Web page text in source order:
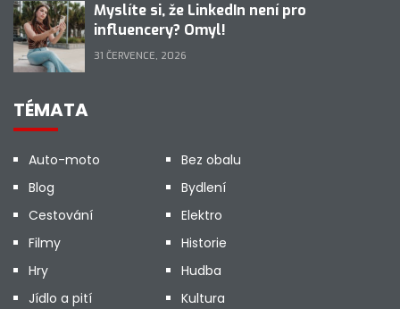
Myslíte si, že LinkedIn není pro
influencery? Omyl!
31 ČERVENCE, 2026
TÉMATA
Auto-moto
Bez obalu
Blog
Bydlení
Cestování
Elektro
Filmy
Historie
Hry
Hudba
Jídlo a pití
Kultura